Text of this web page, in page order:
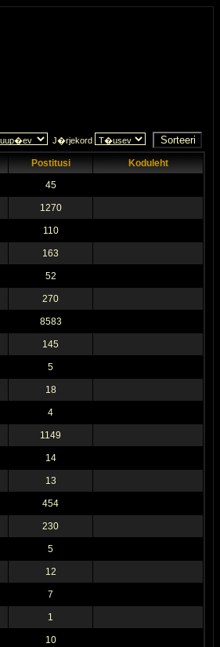
J�rjekord
Postitusi
Koduleht
45
1270
110
163
52
270
8583
145
5
18
4
1149
14
13
454
230
5
12
7
1
10